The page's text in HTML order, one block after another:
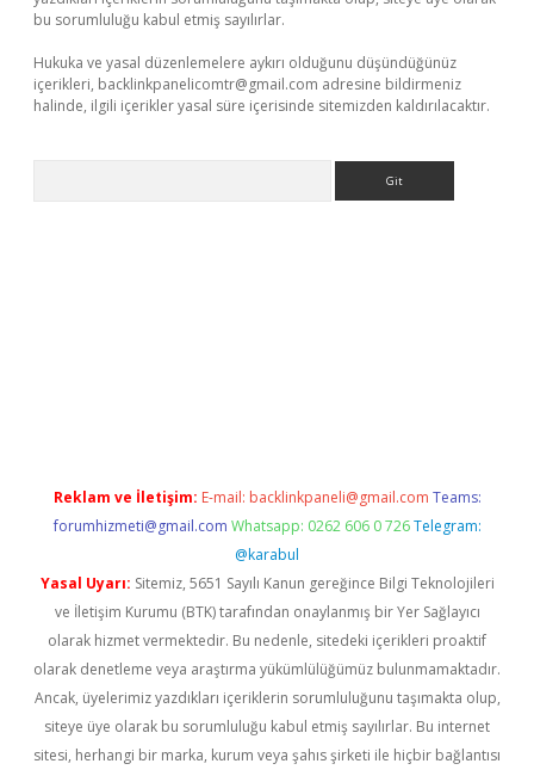
bu sorumluluğu kabul etmiş sayılırlar.
Hukuka ve yasal düzenlemelere aykırı olduğunu düşündüğünüz
içerikleri, backlinkpanelicomtr@gmail.com adresine bildirmeniz
halinde, ilgili içerikler yasal süre içerisinde sitemizden kaldırılacaktır.
Reklam ve İletişim: E-mail: backlinkpaneli@gmail.com Teams:
forumhizmeti@gmail.com Whatsapp: 0262 606 0 726 Telegram:
@karabul
Yasal Uyarı: Sitemiz, 5651 Sayılı Kanun gereğince Bilgi Teknolojileri
ve İletişim Kurumu (BTK) tarafından onaylanmış bir Yer Sağlayıcı
olarak hizmet vermektedir. Bu nedenle, sitedeki içerikleri proaktif
olarak denetleme veya araştırma yükümlülüğümüz bulunmamaktadır.
Ancak, üyelerimiz yazdıkları içeriklerin sorumluluğunu taşımakta olup,
siteye üye olarak bu sorumluluğu kabul etmiş sayılırlar. Bu internet
sitesi, herhangi bir marka, kurum veya şahıs şirketi ile hiçbir bağlantısı